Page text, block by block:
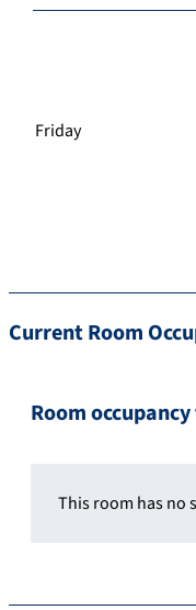
Friday
Current Room
Room
This room has no